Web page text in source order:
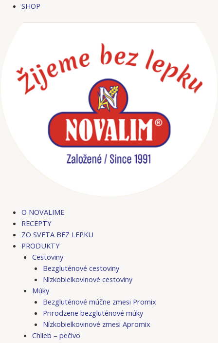
SHOP
O NOVALIME
RECEPTY
ZO SVETA BEZ LEPKU
PRODUKTY
Cestoviny
Bezgluténové cestoviny
Nízkobielkovinové cestoviny
Múky
Bezgluténové múčne zmesi Promix
Prirodzene bezgluténové múky
Nízkobielkovinové zmesi Apromix
Chlieb – pečivo